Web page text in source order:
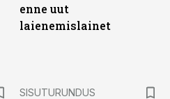
enne uut
laienemislainet
SISUTURUNDUS